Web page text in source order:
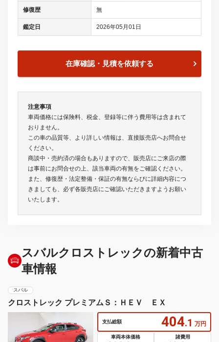
修復歴 無
鑑定日 2026年05月01日
在庫確認・見積を依頼する
注意事項
車両価格には保険料、税金、登録等に伴う費用等は含まれて
おりません。
この車の品質等、より詳しい情報は、直接販売店へお問合せ
ください。
商談中・売約済の場合もありますので、販売店にご来店の際
は事前にお問合せの上、該当車両の有無をご確認ください。
また、修復歴・法定整備・保証の有無ならびに詳細内容につ
きましても、必ず各販売店にご確認いただきますようお願い
いたします。
スバルクロストレックの新着中古
車情報
スバル
クロストレック プレミアムＳ：ＨＥＶ ＥＸ
支払総額 404.1 万円
車両本体価格 諸費用